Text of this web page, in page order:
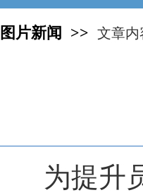
图片新闻 >> 文章内
为提升